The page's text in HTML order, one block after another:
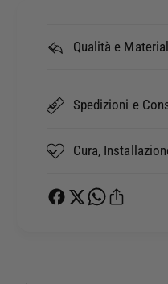
Qualità e
Spedizioni e
Cura,